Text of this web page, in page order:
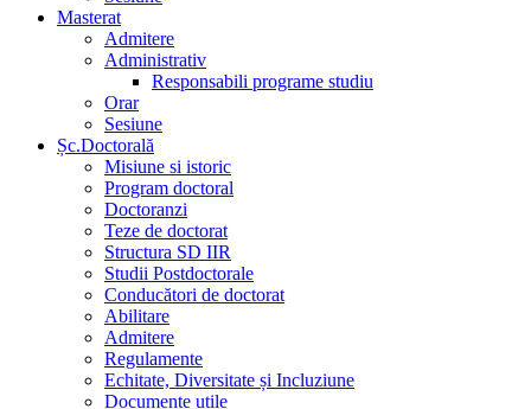
Masterat
Admitere
Administrativ
Responsabili programe studiu
Orar
Sesiune
Șc.Doctorală
Misiune si istoric
Program doctoral
Doctoranzi
Teze de doctorat
Structura SD IIR
Studii Postdoctorale
Conducători de doctorat
Abilitare
Admitere
Regulamente
Echitate, Diversitate și Incluziune
Documente utile